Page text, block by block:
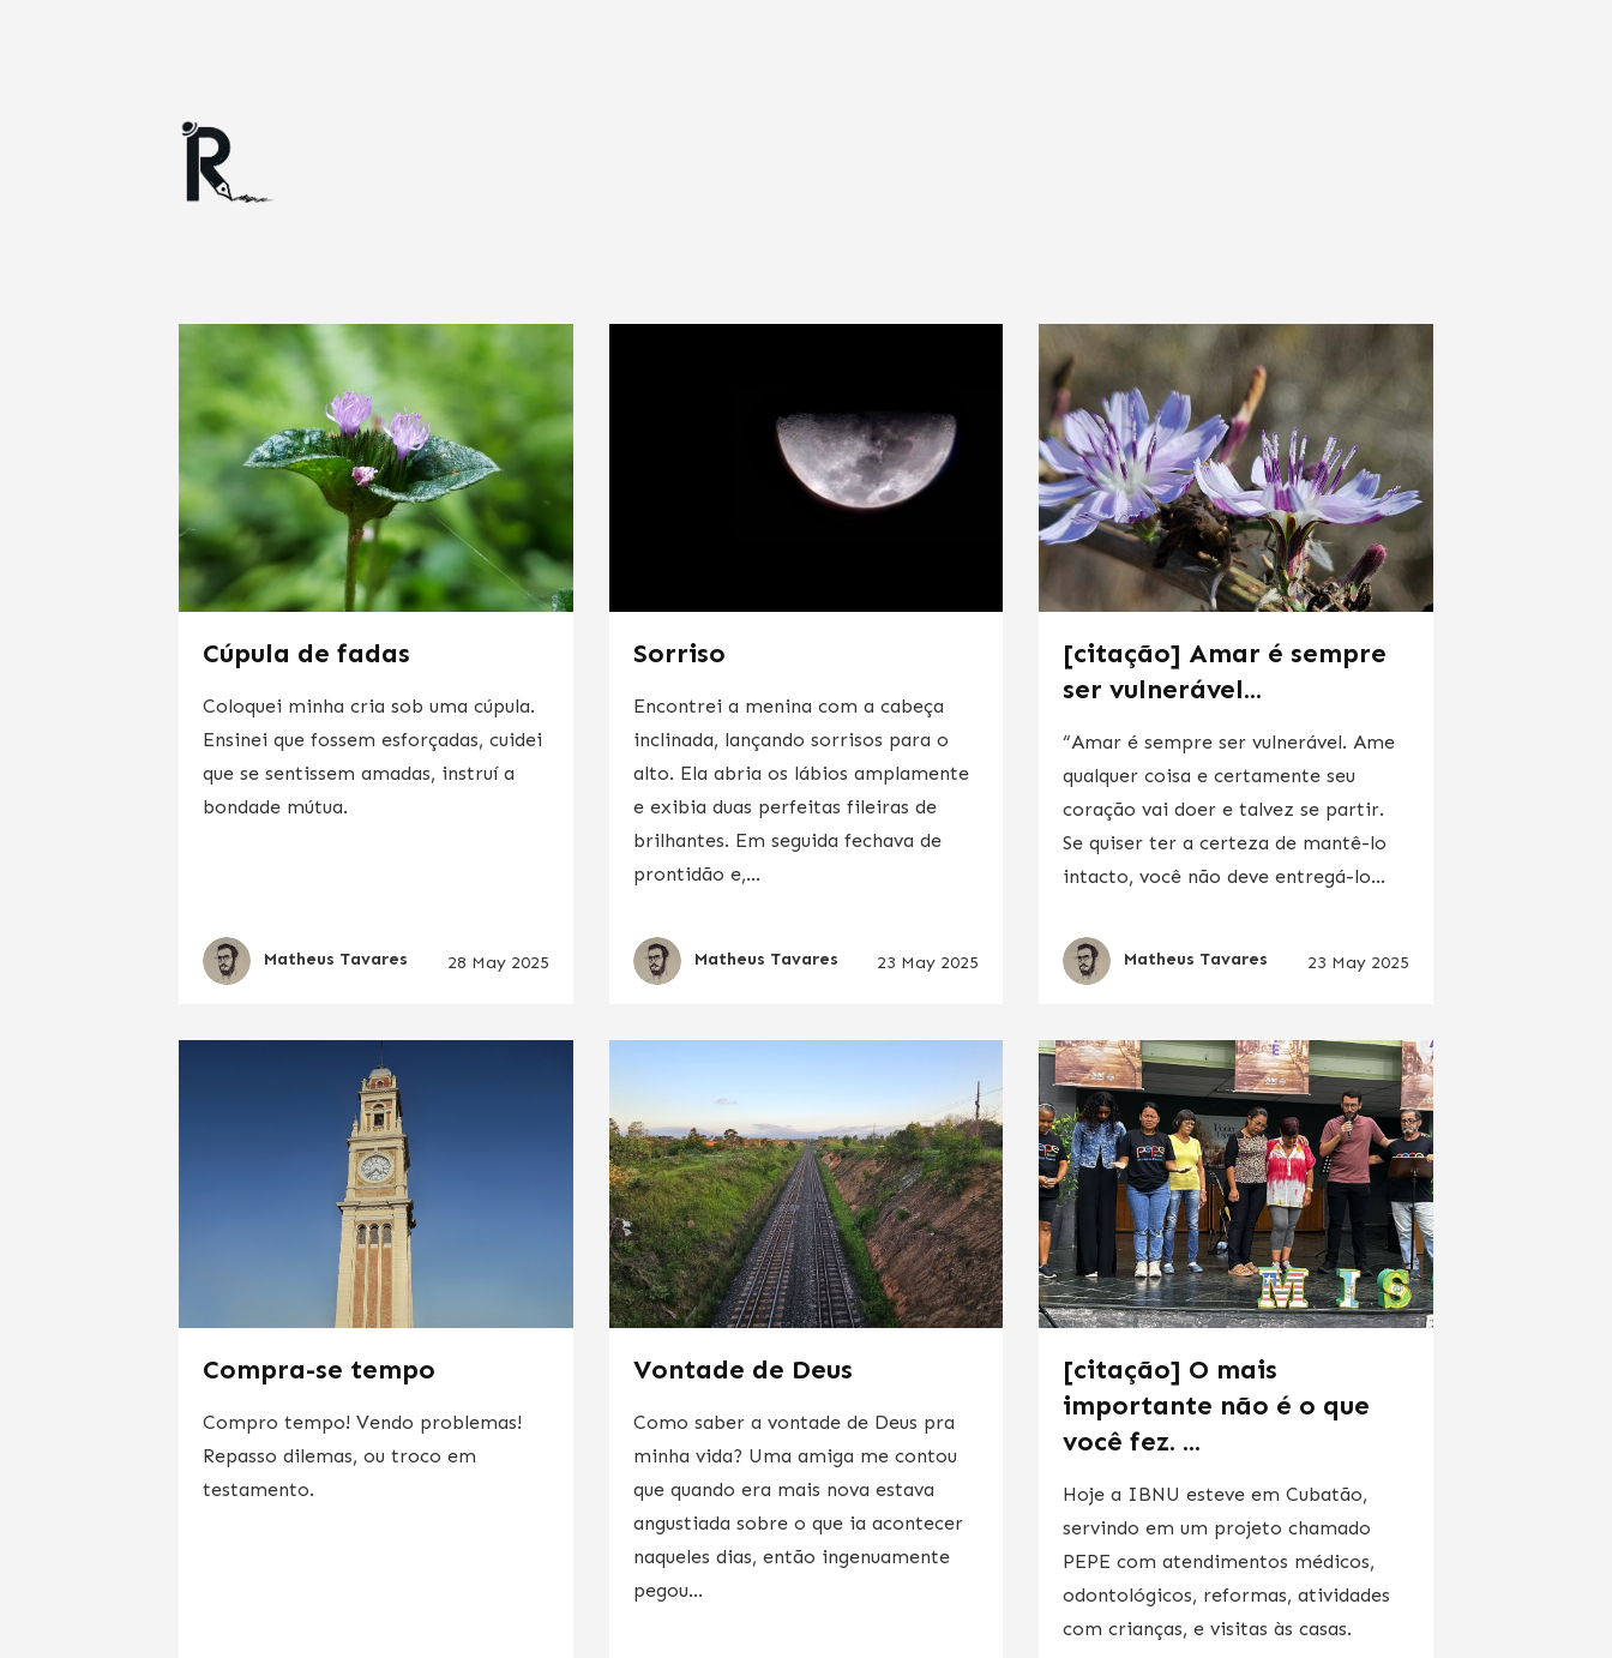
Cúpula de fadas
Coloquei minha cria sob uma cúpula.
Ensinei que fossem esforçadas, cuidei
que se sentissem amadas, instruí a
bondade mútua.
Matheus Tavares 28 May 2025
Sorriso
Encontrei a menina com a cabeça
inclinada, lançando sorrisos para o
alto. Ela abria os lábios amplamente
e exibia duas perfeitas fileiras de
brilhantes. Em seguida fechava de
prontidão e,...
Matheus Tavares 23 May 2025
[citação] Amar é sempre
ser vulnerável...
“Amar é sempre ser vulnerável. Ame
qualquer coisa e certamente seu
coração vai doer e talvez se partir.
Se quiser ter a certeza de mantê-lo
intacto, você não deve entregá-lo...
Matheus Tavares 23 May 2025
Compra-se tempo
Compro tempo! Vendo problemas!
Repasso dilemas, ou troco em
testamento.
Vontade de Deus
Como saber a vontade de Deus pra
minha vida? Uma amiga me contou
que quando era mais nova estava
angustiada sobre o que ia acontecer
naqueles dias, então ingenuamente
pegou...
[citação] O mais
importante não é o que
você fez. ...
Hoje a IBNU esteve em Cubatão,
servindo em um projeto chamado
PEPE com atendimentos médicos,
odontológicos, reformas, atividades
com crianças, e visitas às casas.